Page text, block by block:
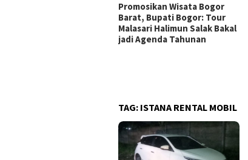
Promosikan Wisata Bogor
Barat, Bupati Bogor: Tour
Malasari Halimun Salak Bakal
jadi Agenda Tahunan
TAG: ISTANA RENTAL MOBIL